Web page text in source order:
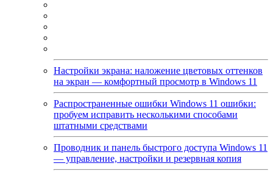
Настройки экрана: наложение цветовых оттенков
на экран — комфортный просмотр в Windows 11
Распространенные ошибки Windows 11 ошибки:
пробуем исправить несколькими способами
штатными средствами
Проводник и панель быстрого доступа Windows 11
— управление, настройки и резервная копия